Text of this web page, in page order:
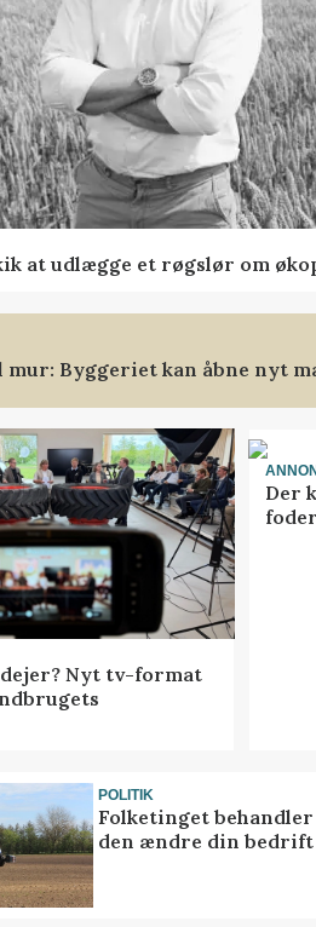
at udlægge et røgslør om
Byggeriet kan åbne nyt
Nyt tv-format
Der
POLITIK
Folketinget
den ændre din bedrift